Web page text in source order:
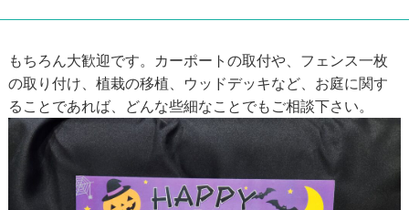
もちろん大歓迎です。カーポートの取付や、フェンス一枚
の取り付け、植栽の移植、ウッドデッキなど、お庭に関す
ることであれば、どんな些細なことでもご相談下さい。